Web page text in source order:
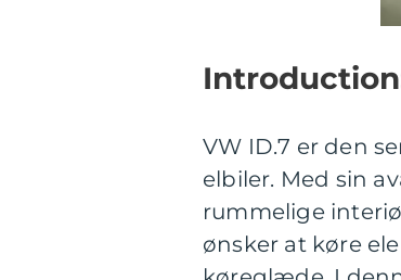
VW ID.7 er den
elbiler. Med sin
rummelige
ønsker at køre